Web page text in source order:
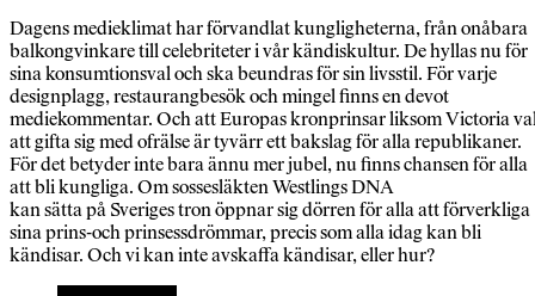
Dagens medieklimat har förvandlat kungligheterna, från onåbara
balkongvinkare till celebriteter i vår kändiskultur. De hyllas nu för
sina konsumtionsval och ska beundras för sin livsstil. För varje
designplagg, restaurangbesök och mingel finns en devot
mediekommentar. Och att Europas kronprinsar liksom Victoria
att gifta sig med ofrälse är tyvärr ett bakslag för alla republikaner.
För det betyder inte bara ännu mer jubel, nu finns chansen för alla
att bli kungliga. Om sossesläkten Westlings DNA
kan sätta på Sveriges tron öppnar sig dörren för alla att förverkliga
sina prins-och prinsessdrömmar, precis som alla idag kan bli
kändisar. Och vi kan inte avskaffa kändisar, eller hur?